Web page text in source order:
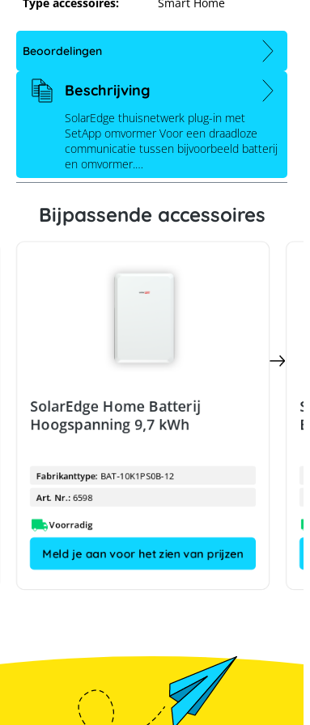
SolarEdge Home netwerk plug-in met
Beoordelingen
Beschrijving
SolarEdge thuisnetwerk plug-in met
SetApp omvormer Voor een draadloze
communicatie tussen bijvoorbeeld batterij
en omvormer.…
Bijpassende accessoires
SolarEdge Home Batterij
Hoogspanning 9,7 kWh
Fabrikanttype: BAT-10K1PS0B-12
Art. Nr.: 6598
Voorradig
Meld je aan voor het zien van prijzen